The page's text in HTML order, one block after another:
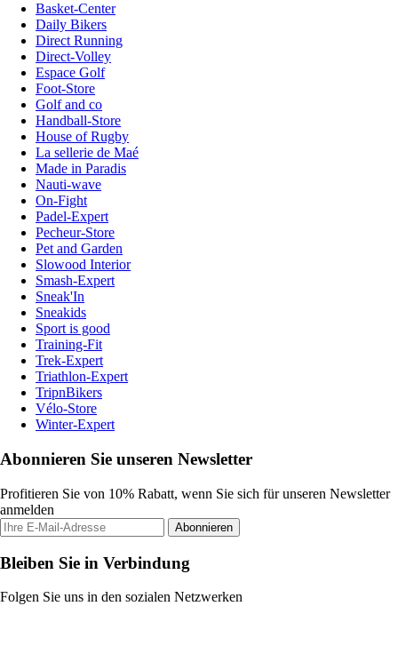
Basket-Center
Daily Bikers
Direct Running
Direct-Volley
Espace Golf
Foot-Store
Golf and co
Handball-Store
House of Rugby
La sellerie de Maé
Made in Paradis
Nauti-wave
On-Fight
Padel-Expert
Pecheur-Store
Pet and Garden
Slowood Interior
Smash-Expert
Sneak'In
Sneakids
Sport is good
Training-Fit
Trek-Expert
Triathlon-Expert
TripnBikers
Vélo-Store
Winter-Expert
Abonnieren Sie unseren Newsletter
Profitieren Sie von 10% Rabatt, wenn Sie sich für unseren Newsletter
anmelden
Abonnieren
Bleiben Sie in Verbindung
Folgen Sie uns in den sozialen Netzwerken